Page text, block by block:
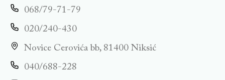
068/79-71-79
020/240-430
Novice Cerovića bb, 81400 Niksić
040/688-228